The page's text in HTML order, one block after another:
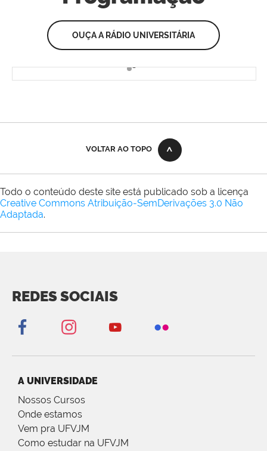
OUÇA A RÁDIO UNIVERSITÁRIA
VOLTAR AO TOPO
Todo o conteúdo deste site está publicado sob a licença
Creative Commons Atribuição-SemDerivações 3.0 Não
Adaptada.
REDES SOCIAIS
A UNIVERSIDADE
Nossos Cursos
Onde estamos
Vem pra UFVJM
Como estudar na UFVJM